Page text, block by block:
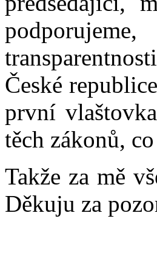
České
první
těch zákonů,
Takže za mě
Děkuju za